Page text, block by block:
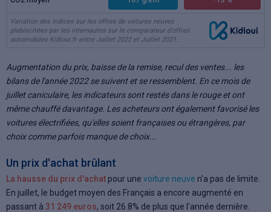
Variation des indices sur les offres de voitures neuves
plebiscitées par les internautes sur le comparateur d'offres
automobiles Kidioui.fr entre Juillet 2022 et Juillet 2021.
Augmentation du prix, baisse de la remise, recul des ventes... les
bilans de l'année 2022 se suivent et se ressemblent. En ce mois de
juillet caniculaire, les indicateurs sont restés dans le rouge et ont
même chauffé davantage. Les acheteurs ont également favorisé les
voitures électrifiées, qu'elles soient françaises ou étrangères, par
choix comme parfois manque de choix...
Un prix d'achat brûlant
La hausse du prix d'achat pour une voiture neuve n'a pas de limite.
En juillet, le budget moyen des Français a encore augmenté en
passant à 31 249 euros, soit 26.8% de plus que l'année dernière.